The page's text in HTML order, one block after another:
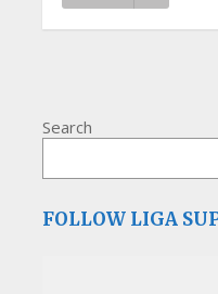
Search
FOLLOW LIGA